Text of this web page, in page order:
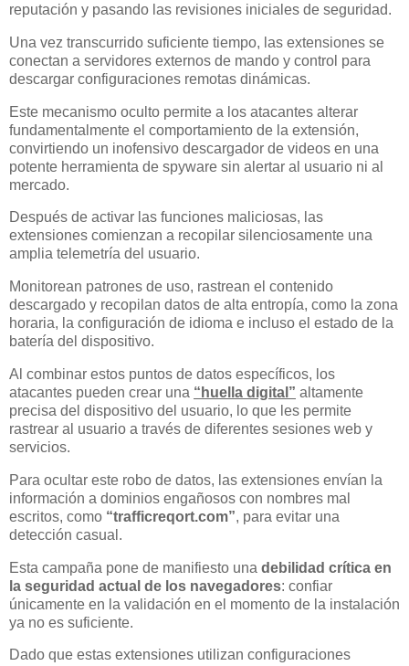
reputación y pasando las revisiones iniciales de seguridad.
Una vez transcurrido suficiente tiempo, las extensiones se
conectan a servidores externos de mando y control para
descargar configuraciones remotas dinámicas.
Este mecanismo oculto permite a los atacantes alterar
fundamentalmente el comportamiento de la extensión,
convirtiendo un inofensivo descargador de videos en una
potente herramienta de spyware sin alertar al usuario ni al
mercado.
Después de activar las funciones maliciosas, las
extensiones comienzan a recopilar silenciosamente una
amplia telemetría del usuario.
Monitorean patrones de uso, rastrean el contenido
descargado y recopilan datos de alta entropía, como la zona
horaria, la configuración de idioma e incluso el estado de la
batería del dispositivo.
Al combinar estos puntos de datos específicos, los
atacantes pueden crear una “huella digital” altamente
precisa del dispositivo del usuario, lo que les permite
rastrear al usuario a través de diferentes sesiones web y
servicios.
Para ocultar este robo de datos, las extensiones envían la
información a dominios engañosos con nombres mal
escritos, como “trafficreqort.com”, para evitar una
detección casual.
Esta campaña pone de manifiesto una debilidad crítica en
la seguridad actual de los navegadores: confiar
únicamente en la validación en el momento de la instalación
ya no es suficiente.
Dado que estas extensiones utilizan configuraciones